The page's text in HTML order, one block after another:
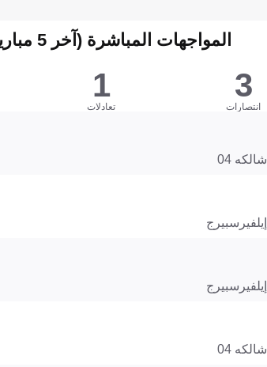
المواجهات المباشرة (آخر 5 مباريات)
3
انتصارات
1
تعادلات
شالكه 04
إيلفيرسبيرج
إيلفيرسبيرج
شالكه 04